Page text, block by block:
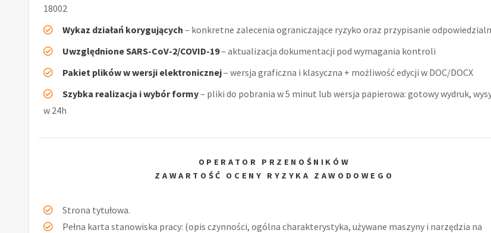
18002
Wykaz działań korygujących – konkretne zalecenia ograniczające ryzyko oraz przypisanie
Uwzględnione SARS-CoV-2/COVID-19– aktualizacja dokumentacji pod wymagania kontroli
Pakiet plików w wersji elektronicznej– wersja graficzna i klasyczna + możliwość edycji w DOC/DOCX
Szybka realizacja i wybór formy– pliki do pobrania w 5 minut lub wersja papierowa: gotowy wydruk,
w 24h
OPERATOR PRZENOŚNIKÓW
ZAWARTOŚĆ OCENY RYZYKA ZAWODOWEGO
Strona tytułowa.
Pełna karta stanowiska pracy: (opis czynności, ogólna charakterystyka, używane maszyny i narzędzia na